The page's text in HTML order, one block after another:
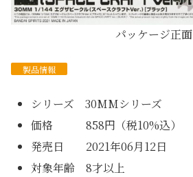
パッケージ正面
製品情報
シリーズ 30MMシリーズ
価格 858円（税10%込）
発売日 2021年06月12日
対象年齢 8才以上